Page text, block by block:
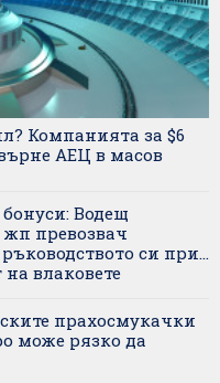
Компанията за $6
АЕЦ в масов
Водещ
превозвач
си при...
на влаковете
прахосмукачки
може рязко да